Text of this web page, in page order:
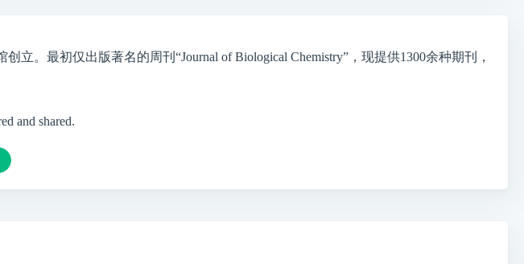
。最初仅出版著名的周刊“Journal of Biological Chemistry”，现提供1300余种期刊，
and shared.